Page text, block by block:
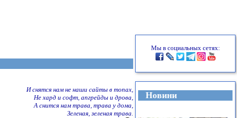
И снятся нам не наши сайты в топах,
Не хард и софт, апгрейды и дрова,
А снится нам трава, трава у дома,
Зеленая, зеленая трава.
Мы в социальных сетях:
Новини